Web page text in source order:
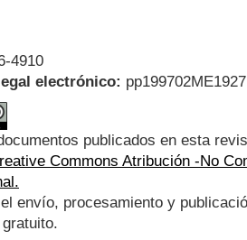
4910
electrónico:
publicados en esta
Commons Atribución -No
el envío, procesamiento y